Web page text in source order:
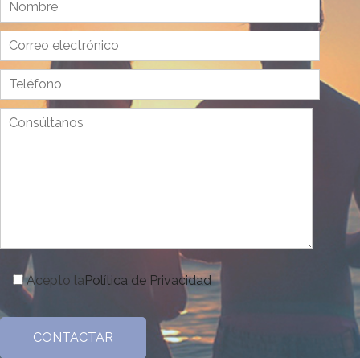
Acepto laPolítica de Privacidad